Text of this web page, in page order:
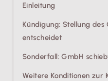
Einleitung
Kündigung: Stellung des
entscheidet
Sonderfall: GmbH
Weitere Konditionen zur